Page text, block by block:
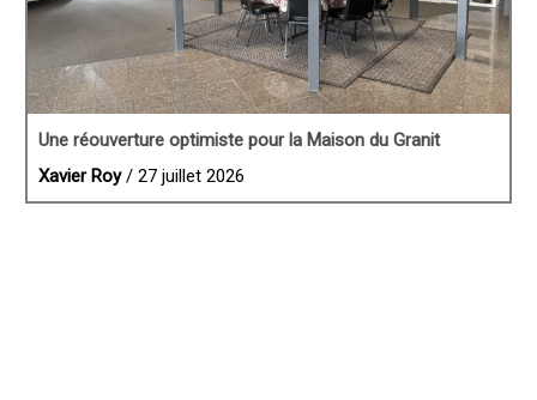
Une réouverture optimiste pour la Maison du Granit
Xavier Roy / 27 juillet 2026